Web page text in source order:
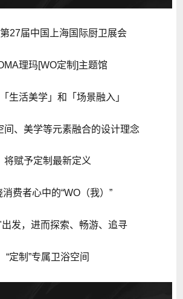
27届中国上海国际厨卫展会
理玛[WO定制]主题馆
生活美学」和「场景融入」
间、美学等元素融合的设计理念
将赋予定制最新定义
消费者心中的“WO（我）”
出发，进而探索、畅游、追寻
“定制”专属卫浴空间